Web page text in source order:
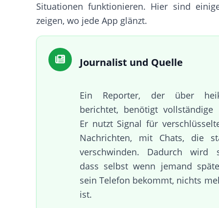
Situationen funktionieren. Hier sind
zeigen, wo jede App glänzt.
Journalist und Quelle
Ein Reporter, der über
berichtet, benötigt vollständige
Er nutzt Signal für
Nachrichten, mit Chats, die
verschwinden. Dadurch wird
dass selbst wenn jemand
sein Telefon bekommt, nichts
ist.